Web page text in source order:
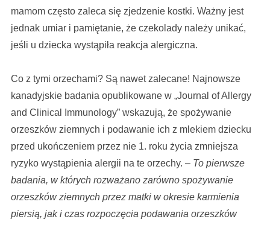
mamom często zaleca się zjedzenie kostki. Ważny jest
jednak umiar i pamiętanie, że czekolady należy unikać,
jeśli u dziecka wystąpiła reakcja alergiczna.
Co z tymi orzechami? Są nawet zalecane! Najnowsze
kanadyjskie badania opublikowane w „Journal of Allergy
and Clinical Immunology” wskazują, że spożywanie
orzeszków ziemnych i podawanie ich z mlekiem dziecku
przed ukończeniem przez nie 1. roku życia zmniejsza
ryzyko wystąpienia alergii na te orzechy. – To pierwsze
badania, w których rozważano zarówno spożywanie
orzeszków ziemnych przez matki w okresie karmienia
piersią, jak i czas rozpoczęcia podawania orzeszków